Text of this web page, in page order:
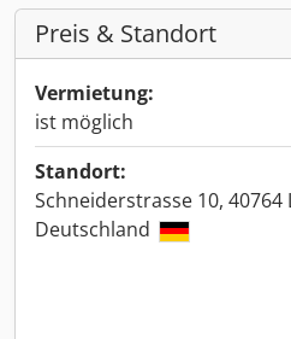
Preis & Standort
Vermietung:
ist möglich
Standort:
Schneiderstrasse 10, 40764
Deutschland